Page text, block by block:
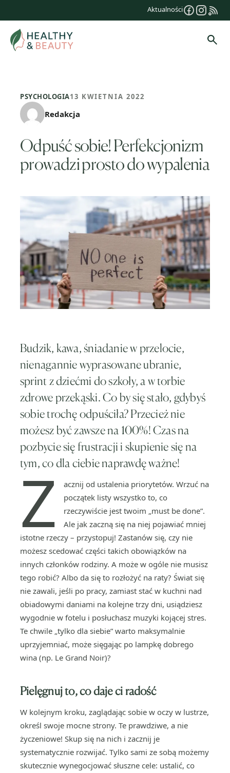
treści
Aktualności
PSYCHOLOGIA13 KWIETNIA 2022
Redakcja
Odpuść sobie! Perfekcjonizm
prowadzi prosto do wypalenia
Budzik, kawa, śniadanie w przelocie,
nienagannie wyprasowane ubranie,
sprint z dziećmi do szkoły, a w torbie
zdrowe przekąski. Co by się stało, gdybyś
sobie trochę odpuściła? Przecież nie
możesz być zawsze na 100%! Czas na
pozbycie się frustracji i skupienie się na
tym, co dla ciebie naprawdę ważne!
Z
acznij od ustalenia priorytetów. Wrzuć na
początek listy wszystko to, co
rzeczywiście jest twoim „must be done”.
Ale jak zaczną się na niej pojawiać mniej
istotne rzeczy – przystopuj! Zastanów się, czy nie
możesz scedować części takich obowiązków na
innych członków rodziny. A może w ogóle nie musisz
tego robić? Albo da się to rozłożyć na raty? Świat się
nie zawali, jeśli po pracy, zamiast stać w kuchni nad
obiadowymi daniami na kolejne trzy dni, usiądziesz
wygodnie w fotelu i posłuchasz muzyki kojącej stres.
Te chwile „tylko dla siebie” warto maksymalnie
uprzyjemniać, może sięgając po lampkę dobrego
wina (np. Le Grand Noir)?
Pielęgnuj to, co daje ci radość
W kolejnym kroku, zaglądając sobie w oczy w lustrze,
określ swoje mocne strony. Te prawdziwe, a nie
życzeniowe! Skup się na nich i zacznij je
systematycznie rozwijać. Tylko sami ze sobą możemy
skutecznie wynegocjować słuszne cele: ustalić, co